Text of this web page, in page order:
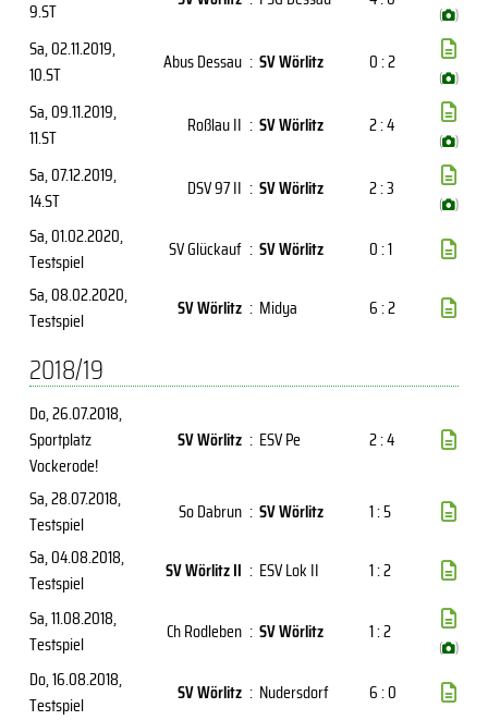
9.ST
( )
Sa, 02.11.2019,
10.ST
Abus Dessau : SV Wörlitz 0 : 2
( )
Sa, 09.11.2019,
11.ST
Roßlau II : SV Wörlitz 2 : 4
( )
Sa, 07.12.2019,
14.ST
DSV 97 II : SV Wörlitz 2 : 3
( )
Sa, 01.02.2020,
Testspiel
SV Glückauf : SV Wörlitz
0 : 1
Sa, 08.02.2020,
Testspiel
SV Wörlitz : Midya 6 : 2
2018/19
Do, 26.07.2018,
Sportplatz
Vockerode!
SV Wörlitz : ESV Pe 2 : 4
Sa, 28.07.2018,
Testspiel
So Dabrun : SV Wörlitz
1 : 5
Sa, 04.08.2018,
Testspiel
SV Wörlitz II : ESV Lok II
1 : 2
Sa, 11.08.2018,
Testspiel
Ch Rodleben : SV Wörlitz 1 : 2
( )
Do, 16.08.2018,
Testspiel
SV Wörlitz : Nudersdorf
6 : 0